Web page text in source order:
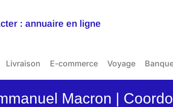
: annuaire en ligne
Livraison E-commerce Voyage
Macron |